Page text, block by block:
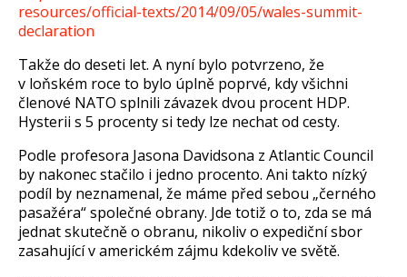
resources/official-texts/2014/09/05/wales-summit-
declaration
Takže do deseti let. A nyní bylo potvrzeno, že
v loňském roce to bylo úplně poprvé, kdy všichni
členové NATO splnili závazek dvou procent HDP.
Hysterii s 5 procenty si tedy lze nechat od cesty.
Podle profesora Jasona Davidsona z Atlantic Council
by nakonec stačilo i jedno procento. Ani takto nízký
podíl by neznamenal, že máme před sebou „černého
pasažéra“ společné obrany. Jde totiž o to, zda se má
jednat skutečně o obranu, nikoliv o expediční sbor
zasahující v americkém zájmu kdekoliv ve světě.